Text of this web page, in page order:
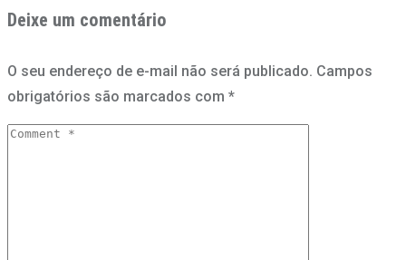
Deixe um comentário
O seu endereço de e-mail não será publicado. Campos
obrigatórios são marcados com *